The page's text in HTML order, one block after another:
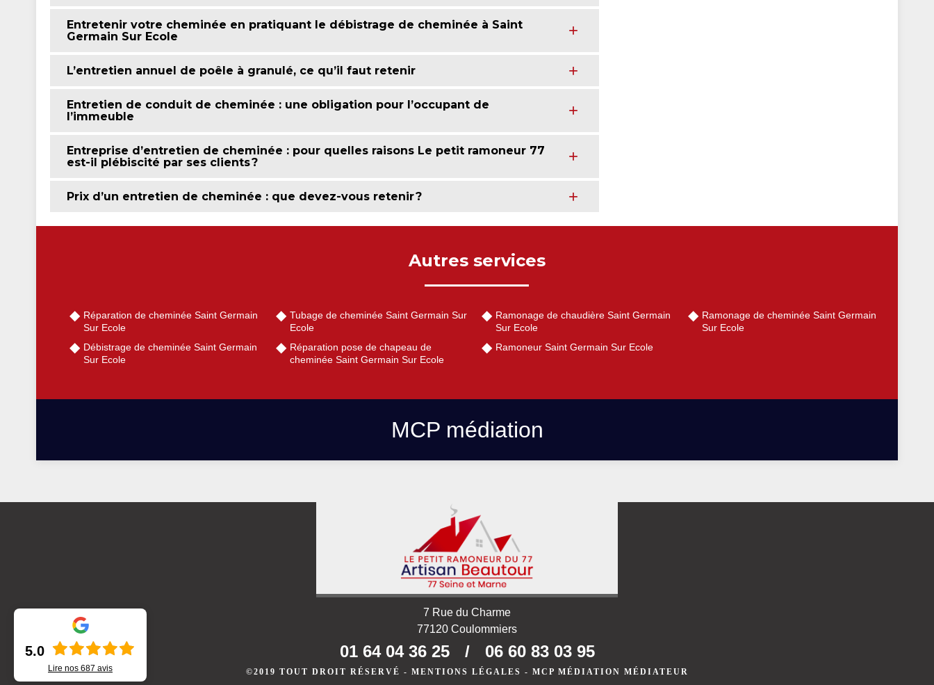
Entretenir votre cheminée en pratiquant le débistrage de cheminée à Saint
Germain Sur Ecole
L’entretien annuel de poêle à granulé, ce qu’il faut retenir
Entretien de conduit de cheminée : une obligation pour l’occupant de
l’immeuble
Entreprise d’entretien de cheminée : pour quelles raisons Le petit ramoneur 77
est-il plébiscité par ses clients ?
Prix d’un entretien de cheminée : que devez-vous retenir ?
Autres services
Réparation de cheminée Saint Germain
Sur Ecole
Débistrage de cheminée Saint Germain
Sur Ecole
Tubage de cheminée Saint Germain Sur
Ecole
Réparation pose de chapeau de
cheminée Saint Germain Sur Ecole
Ramonage de chaudière Saint Germain
Sur Ecole
Ramoneur Saint Germain Sur Ecole
Ramonage de cheminée Saint Germain
Sur Ecole
MCP médiation
7 Rue du Charme
77120 Coulommiers
01 64 04 36 25 / 06 60 83 03 95
©2019 TOUT DROIT RÉSERVÉ - MENTIONS LÉGALES - MCP MÉDIATION MÉDIATEUR
5.0
Lire nos 687 avis